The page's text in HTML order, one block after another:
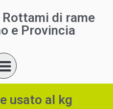
di rame
e Provincia
usato al kg